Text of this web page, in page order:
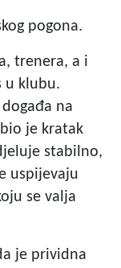
pogona.
trenera, a i
u klubu.
na
je kratak
stabilno,
uspijevaju
se valja
je prividna